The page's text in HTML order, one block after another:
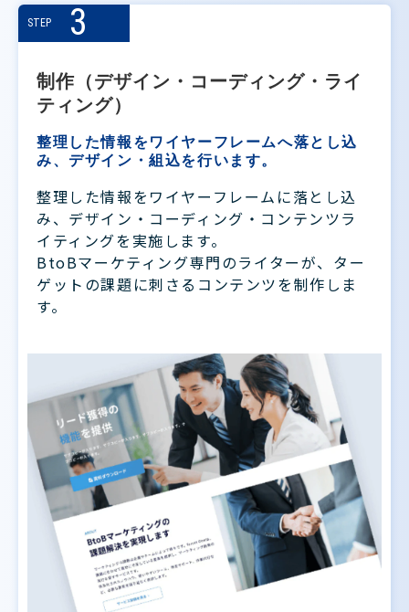
STEP 3
制作（デザイン・コーディング・ライ
ティング）
整理した情報をワイヤーフレームへ落とし込
み、デザイン・組込を行います。
整理した情報をワイヤーフレームに落とし込
み、デザイン・コーディング・コンテンツラ
イティングを実施します。
BtoBマーケティング専門のライターが、ター
ゲットの課題に刺さるコンテンツを制作しま
す。